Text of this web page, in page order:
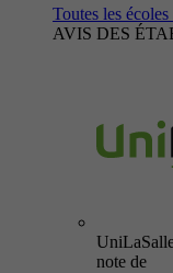
Toutes les écoles
AVIS DES
note de